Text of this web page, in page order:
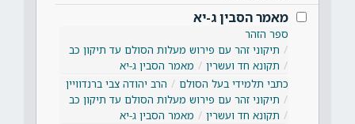
מאמר הסבין ג-יא
ספר הזהר
תיקוני זהר עם פירוש מעלות הסולם עד תיקון כב
תקונא חד ועשרין
מאמר הסבין ג-יא
כתבי תלמידי בעל הסולם
הרב יהודה צבי ברנדוויין
תיקוני זהר עם פירוש מעלות הסולם עד תיקון כב
תקונא חד ועשרין
מאמר הסבין ג-יא